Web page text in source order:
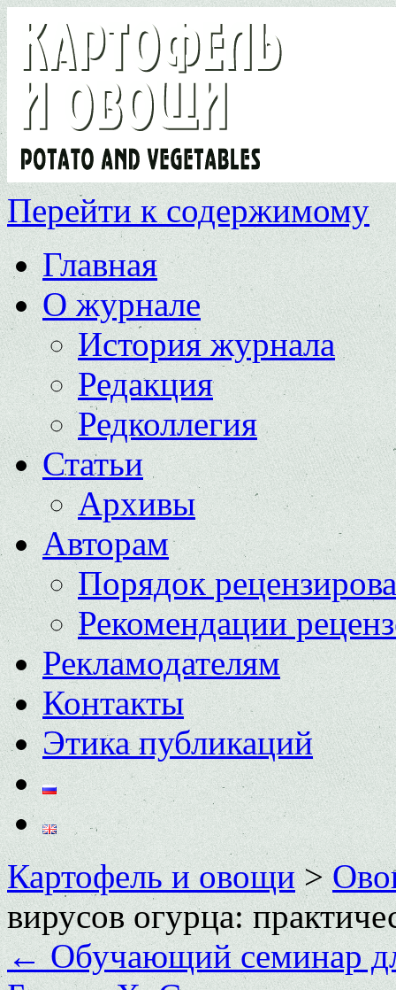
Перейти к содержимому
Главная
О журнале
История журнала
Редакция
Редколлегия
Статьи
Архивы
Авторам
Порядок
Рекомендации
Рекламодателям
Контакты
Этика публикаций
Картофель и овощи>
вирусов огурца:
←Обучающий семинар